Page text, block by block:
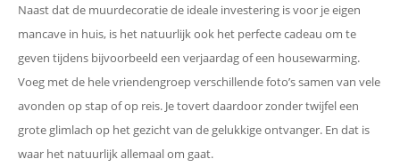
Naast dat de muurdecoratie de ideale investering is voor je eigen
mancave in huis, is het natuurlijk ook het perfecte cadeau om te
geven tijdens bijvoorbeeld een verjaardag of een housewarming.
Voeg met de hele vriendengroep verschillende foto’s samen van vele
avonden op stap of op reis. Je tovert daardoor zonder twijfel een
grote glimlach op het gezicht van de gelukkige ontvanger. En dat is
waar het natuurlijk allemaal om gaat.